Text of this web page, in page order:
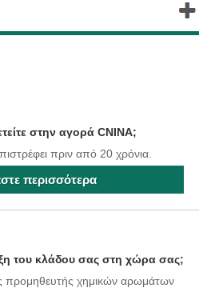
στην αγορά CNINA;
πριν από 20 χρόνια.
περισσότερα
του κλάδου σας στη χώρα σας;
προμηθευτής χημικών αρωμάτων